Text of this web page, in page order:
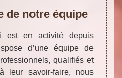
de notre équipe
est en activité depuis
d’une équipe de
qualifiés et
leur savoir-faire, nous